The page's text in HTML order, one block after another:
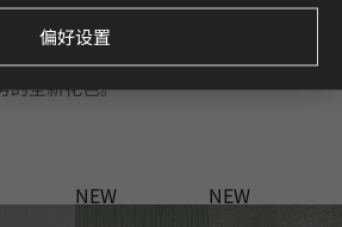
具膜 全新花色
的全新花色。
NEW NEW
偏好设置